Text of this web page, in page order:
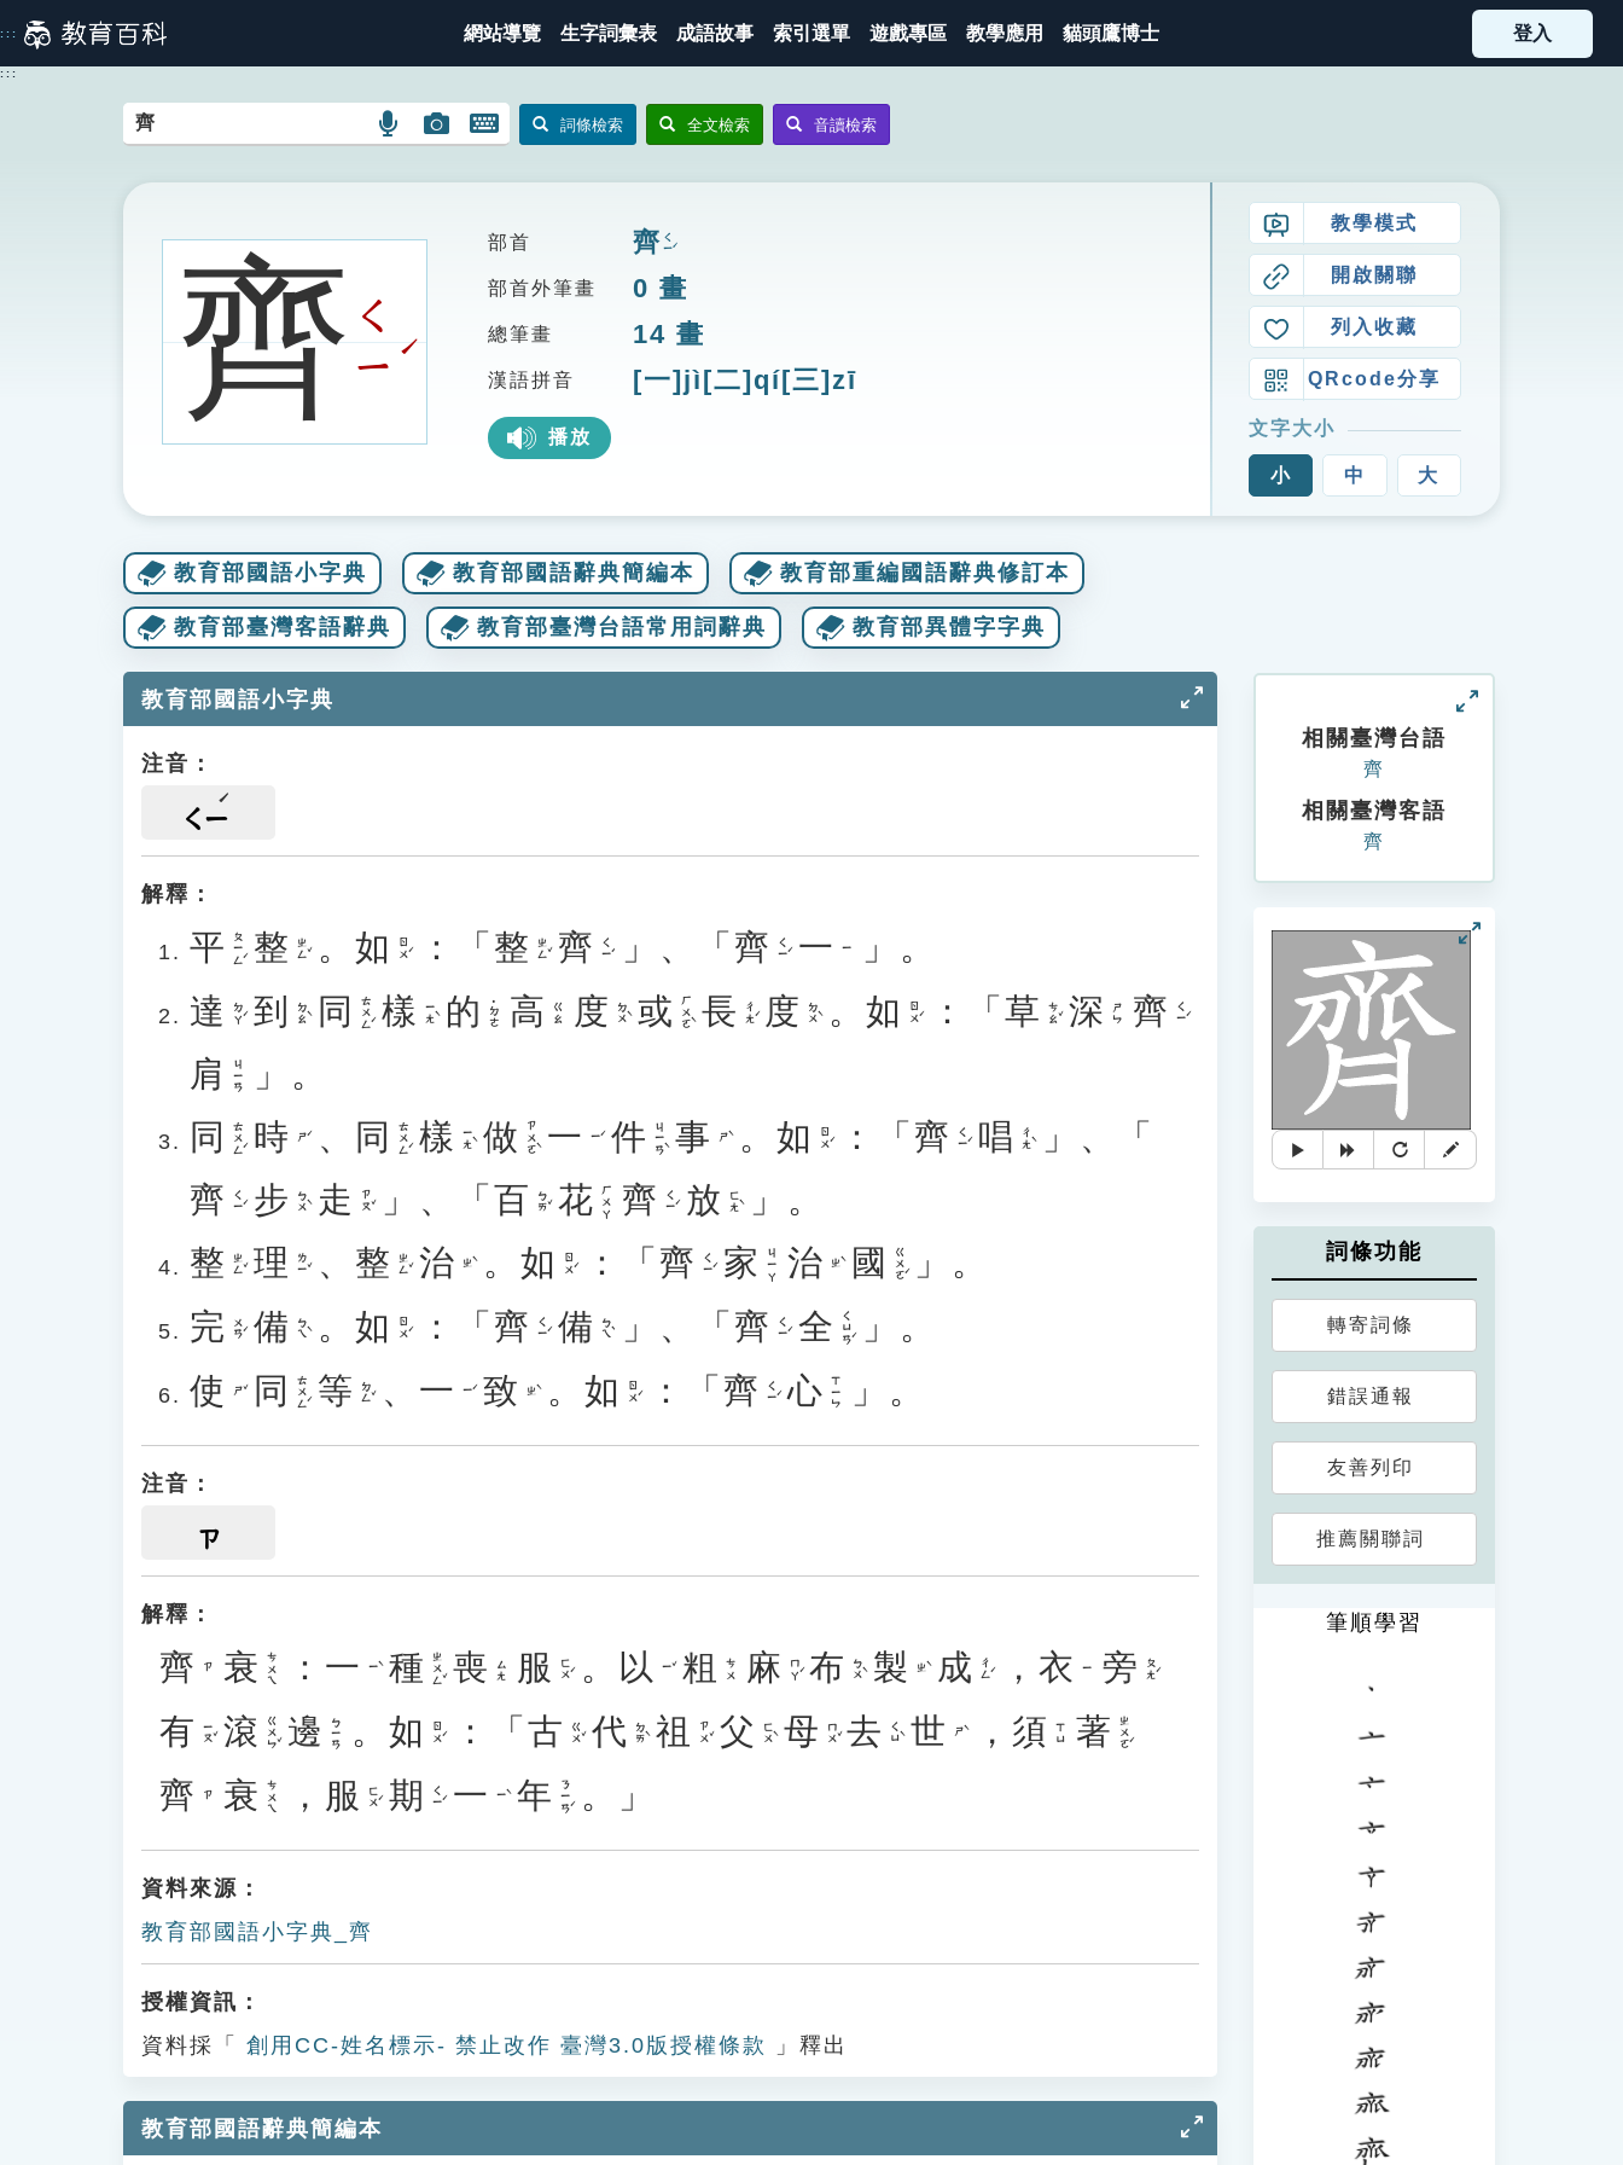
到
主
::: 網站導覽 生字詞彙表 成語故事 索引選單 遊戲專區 教學應用 貓頭鷹博士 登入
:::
語
搜
圖
圖
搜
開
鍵
圖
詞條檢索 全文檢索 音讀檢索
齊ㄑ
ㄧ
ˊ
部首 齊ㄑㄧˊ
部首外筆畫 0 畫
總筆畫 14 畫
漢語拼音 [一]jì[二]qí[三]zī
播放
教學模式
開啟關聯
列入收藏
QRcode分享
文字大小
小 中 大
教育部國語小字典 教育部國語辭典簡編本 教育部重編國語辭典修訂本
教育部臺灣客語辭典 教育部臺灣台語常用詞辭典 教育部異體字字典
教育部國語小字典
注音：
ㄑㄧ
解釋：
平 ㄆㄧㄥˊ 整 ㄓㄥˇ 。 如 ㄖㄨˊ ：「 整 ㄓㄥˇ 齊 ㄑㄧˊ 」、「 齊 ㄑㄧˊ 一 ㄧ
」。
達 ㄉㄚˊ 到 ㄉㄠˋ 同 ㄊㄨㄥˊ 樣 ㄧㄤˋ 的 ˙ㄉㄜ 高 ㄍㄠ 度 ㄉㄨˋ 或 ㄏㄨㄛˋ 長 ㄔㄤˊ 度 ㄉㄨˋ 。如 ㄖㄨˊ ：「草 ㄘㄠˇ 深 ㄕㄣ 齊 ㄑㄧˊ
肩 ㄐㄧㄢ
」。
同 ㄊㄨㄥˊ 時 ㄕˊ 、 同 ㄊㄨㄥˊ 樣 ㄧㄤˋ 做 ㄗㄨㄛˋ 一 ㄧˊ 件 ㄐㄧㄢˋ 事 ㄕˋ 。 如 ㄖㄨˊ ：「 齊 ㄑㄧˊ 唱 ㄔㄤˋ
」、「
齊 ㄑㄧˊ 步 ㄅㄨˋ 走 ㄗㄡˇ 」、「 百 ㄅㄞˇ 花 ㄏㄨㄚ 齊 ㄑㄧˊ 放 ㄈㄤˋ
」。
整 ㄓㄥˇ 理 ㄌㄧˇ 、 整 ㄓㄥˇ 治 ㄓˋ 。 如 ㄖㄨˊ ：「 齊 ㄑㄧˊ 家 ㄐㄧㄚ 治 ㄓˋ 國 ㄍㄨㄛˊ
」。
完 ㄨㄢˊ 備 ㄅㄟˋ 。 如 ㄖㄨˊ ：「 齊 ㄑㄧˊ 備 ㄅㄟˋ 」、「 齊 ㄑㄧˊ 全 ㄑㄩㄢˊ
」。
使
ㄕˇ 同 ㄊㄨㄥˊ 等 ㄉㄥˇ 、 一 ㄧˊ 致 ㄓˋ 。 如 ㄖㄨˊ ：「 齊 ㄑㄧˊ 心 ㄒㄧㄣ 」。
注音：
ㄗ
解釋：
齊 ㄗ 衰 ㄘㄨㄟ ： 一 ㄧˋ 種 ㄓㄨㄥˇ 喪 ㄙㄤ 服 ㄈㄨˊ 。 以 ㄧˇ 粗 ㄘㄨ 麻 ㄇㄚˊ 布 ㄅㄨˋ 製 ㄓˋ 成 ㄔㄥˊ ，衣 ㄧ 旁 ㄆㄤˊ
有 ㄧㄡˇ 滾 ㄍㄨㄣˇ 邊 ㄅㄧㄢ 。 如 ㄖㄨˊ ：「 古 ㄍㄨˇ 代 ㄉㄞˋ 祖 ㄗㄨˇ 父 ㄈㄨˋ 母 ㄇㄨˇ 去 ㄑㄩˋ 世 ㄕˋ ， 須 ㄒㄩ 著 ㄓㄨㄛˊ
齊 ㄗ 衰 ㄘㄨㄟ ， 服 ㄈㄨˊ 期 ㄑㄧˊ 一 ㄧˋ 年 ㄋㄧㄢˊ 。」
資料來源：
教育部國語小字典_齊
授權資訊：
資料採「
創用CC-姓名標示- 禁止改作 臺灣3.0版授權條款 」釋出
教育部國語辭典簡編本
相關臺灣台語
齊
相關臺灣客語
齊
詞條功能
轉寄詞條
錯誤通報
友善列印
推薦關聯詞
筆順學習